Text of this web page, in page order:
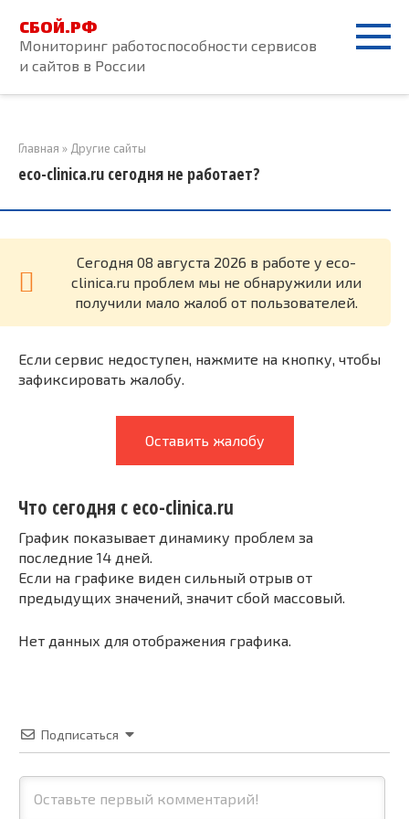
контенту
СБОЙ.РФ
Мониторинг работоспособности сервисов
и сайтов в России
Главная » Другие сайты
eco-clinica.ru сегодня не работает?
Cегодня 08 августа 2026 в работе у eco-
clinica.ru проблем мы не обнаружили или
получили мало жалоб от пользователей.
Если сервис недоступен, нажмите на кнопку, чтобы
зафиксировать жалобу.
Оставить жалобу
Что сегодня с eco-clinica.ru
График показывает динамику проблем за
последние 14 дней.
Если на графике виден сильный отрыв от
предыдущих значений, значит сбой массовый.
Нет данных для отображения графика.
Подписаться